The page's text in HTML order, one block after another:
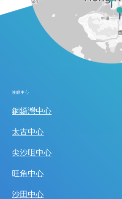
護眼中心
銅鑼灣中心
太古中心
尖沙咀中心
旺角中心
沙田中心